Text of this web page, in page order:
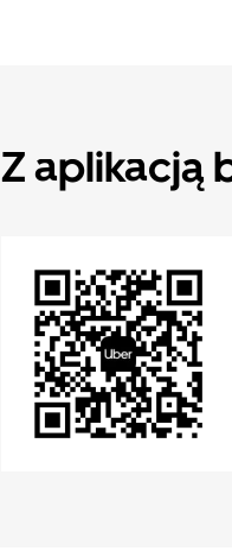
Z aplikacją